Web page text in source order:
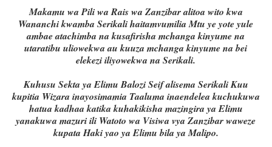
Makamu wa Pili wa Rais wa Zanzibar alitoa wito kwa
Wananchi kwamba Serikali haitamvumilia Mtu ye yote yule
ambae atachimba na kusafirisha mchanga kinyume na
utaratibu uliowekwa au kuuza mchanga kinyume na bei
elekezi iliyowekwa na Serikali.
Kuhusu Sekta ya Elimu Balozi Seif alisema Serikali Kuu
kupitia Wizara inayosimamia Taaluma inaendelea kuchukuwa
hatua kadhaa katika kuhakikisha mazingira ya Elimu
yanakuwa mazuri ili Watoto wa Visiwa vya Zanzibar waweze
kupata Haki yao ya Elimu bila ya Malipo.